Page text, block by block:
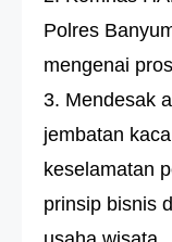
Polres
mengenai
3. Mendesak
jembatan
keselamatan
prinsip bisnis